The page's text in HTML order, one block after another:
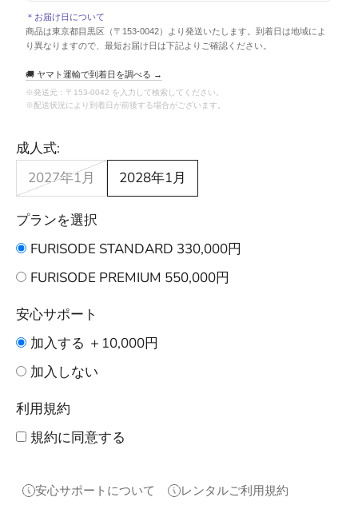
＊お届け日について
商品は東京都目黒区（〒153-0042）より発送いたします。到着日は地域によ
り異なりますので、最短お届け日は下記よりご確認ください。
🚚 ヤマト運輸で到着日を調べる →
※発送元：〒153-0042 を入力して検索してください。
※配送状況により到着日が前後する場合がございます。
成人式:
2027年1月
2028年1月
プランを選択
FURISODE STANDARD 330,000円
FURISODE PREMIUM 550,000円
安心サポート
加入する ＋10,000円
加入しない
利用規約
規約に同意する
安心サポートについて レンタルご利用規約